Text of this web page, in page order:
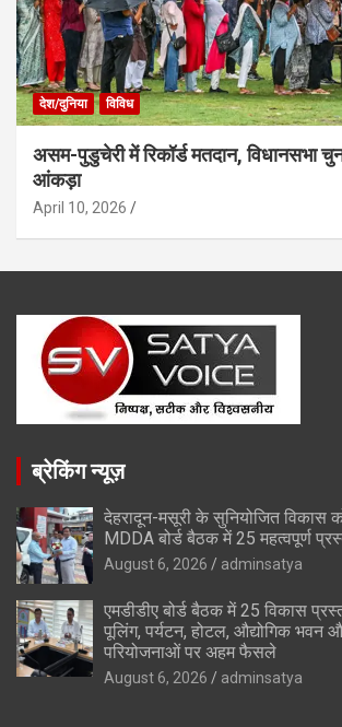
देश/दुनिया विविध
असम-पुडुचेरी में रिकॉर्ड मतदान, विधानसभा
आंकड़ा
April 10, 2026
ब्रेकिंग न्यूज़
देहरादून-मसूरी के सुनियोजित विकास
MDDA बोर्ड बैठक में 25 महत्वपूर्ण
August 6, 2026 adminsatya
एमडीडीए बोर्ड बैठक में 25 विकास
पूलिंग, पर्यटन, होटल, औद्योगिक भवन
परियोजनाओं पर अहम फैसले
August 6, 2026 adminsatya